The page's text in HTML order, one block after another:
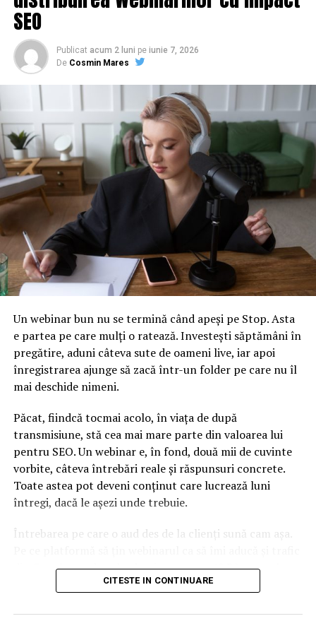
SEO
Publicat acum 2 luni pe iunie 7, 2026
De Cosmin Mares
Un webinar bun nu se termină când apeși pe Stop. Asta
e partea pe care mulți o ratează. Investești săptămâni în
pregătire, aduni câteva sute de oameni live, iar apoi
înregistrarea ajunge să zacă într-un folder pe care nu îl
mai deschide nimeni.
Păcat, fiindcă tocmai acolo, în viața de după
transmisiune, stă cea mai mare parte din valoarea lui
pentru SEO. Un webinar e, în fond, două mii de cuvinte
vorbite, câteva întrebări reale și răspunsuri concrete.
Toate astea pot deveni conținut care lucrează luni
întregi, dacă le așezi unde trebuie.
Întrebarea pe care o aud des de la clienți sună cam așa.
din Google, nu doar lead-uri pe moment? Răspunsul
scurt e că platforma contează, dar nu în felul în care
CITESTE IN CONTINUARE